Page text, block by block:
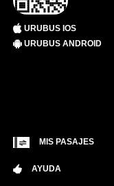
URUBUS IOS
URUBUS ANDROID
MIS PASAJES
AYUDA